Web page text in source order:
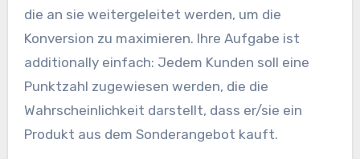
die an sie weitergeleitet werden, um die
Konversion zu maximieren. Ihre Aufgabe ist
additionally einfach: Jedem Kunden soll eine
Punktzahl zugewiesen werden, die die
Wahrscheinlichkeit darstellt, dass er/sie ein
Produkt aus dem Sonderangebot kauft.